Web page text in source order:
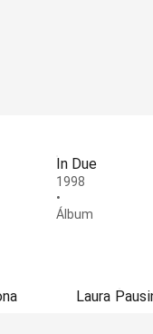
In Due
1998
•
Álbum
Laura